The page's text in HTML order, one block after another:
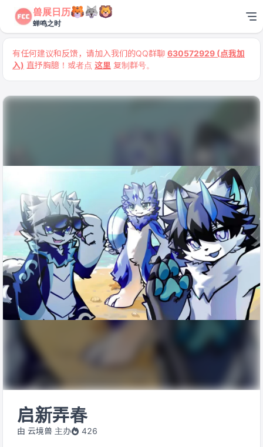
兽展日历
蝉鸣之时
有任何建议和反馈，请加入我们的QQ群聊 630572929 (点我加
入) 直抒胸臆！或者点 这里 复制群号。
启新弄春
由 云境兽 主办 426